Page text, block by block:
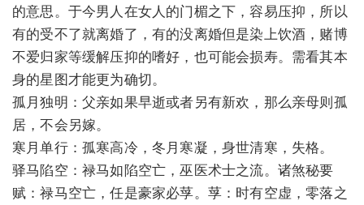
的意思。于今男人在女人的门楣之下，容易压抑，所以
有的受不了就离婚了，有的没离婚但是染上饮酒，赌博
不爱归家等缓解压抑的嗜好，也可能会损寿。需看其本
身的星图才能更为确切。
孤月独明：父亲如果早逝或者另有新欢，那么亲母则孤
居，不会另嫁。
寒月单行：孤寒高冷，冬月寒凝，身世清寒，失格。
驿马陷空：禄马如陷空亡，巫医术士之流。诸煞秘要
赋：禄马空亡，任是豪家必莩。莩：时有空虚，零落之